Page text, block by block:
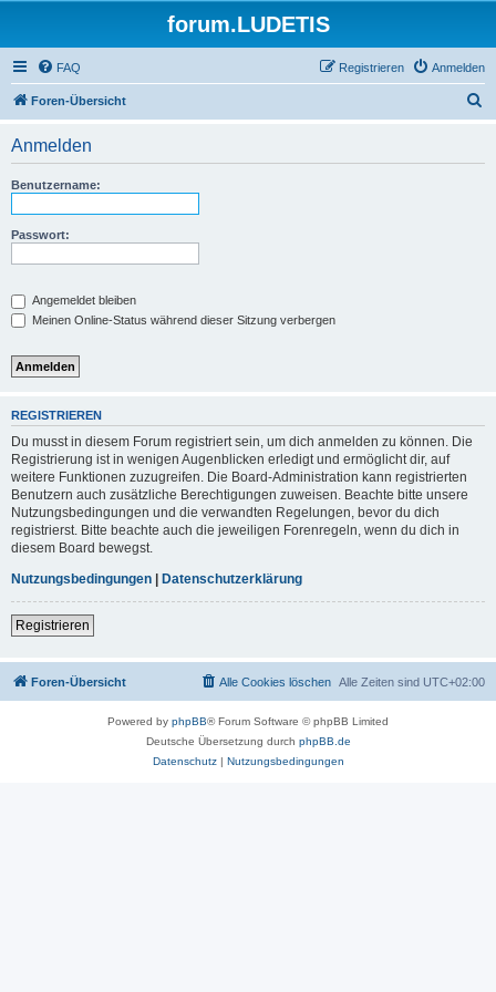
forum.LUDETIS
FAQ Anmelden
Registrieren
Foren-Übersicht
Anmelden
Benutzername:
Passwort:
Angemeldet bleiben
Meinen Online-Status während dieser Sitzung verbergen
REGISTRIEREN
Du musst in diesem Forum registriert sein, um dich anmelden zu können. Die
Registrierung ist in wenigen Augenblicken erledigt und ermöglicht dir, auf
weitere Funktionen zuzugreifen. Die Board-Administration kann registrierten
Benutzern auch zusätzliche Berechtigungen zuweisen. Beachte bitte unsere
Nutzungsbedingungen und die verwandten Regelungen, bevor du dich
registrierst. Bitte beachte auch die jeweiligen Forenregeln, wenn du dich in
diesem Board bewegst.
Nutzungsbedingungen | Datenschutzerklärung
Registrieren
Foren-Übersicht Alle Zeiten sind UTC+02:00
Alle Cookies löschen
Powered by phpBB® Forum Software © phpBB Limited
Deutsche Übersetzung durch phpBB.de
Datenschutz| Nutzungsbedingungen